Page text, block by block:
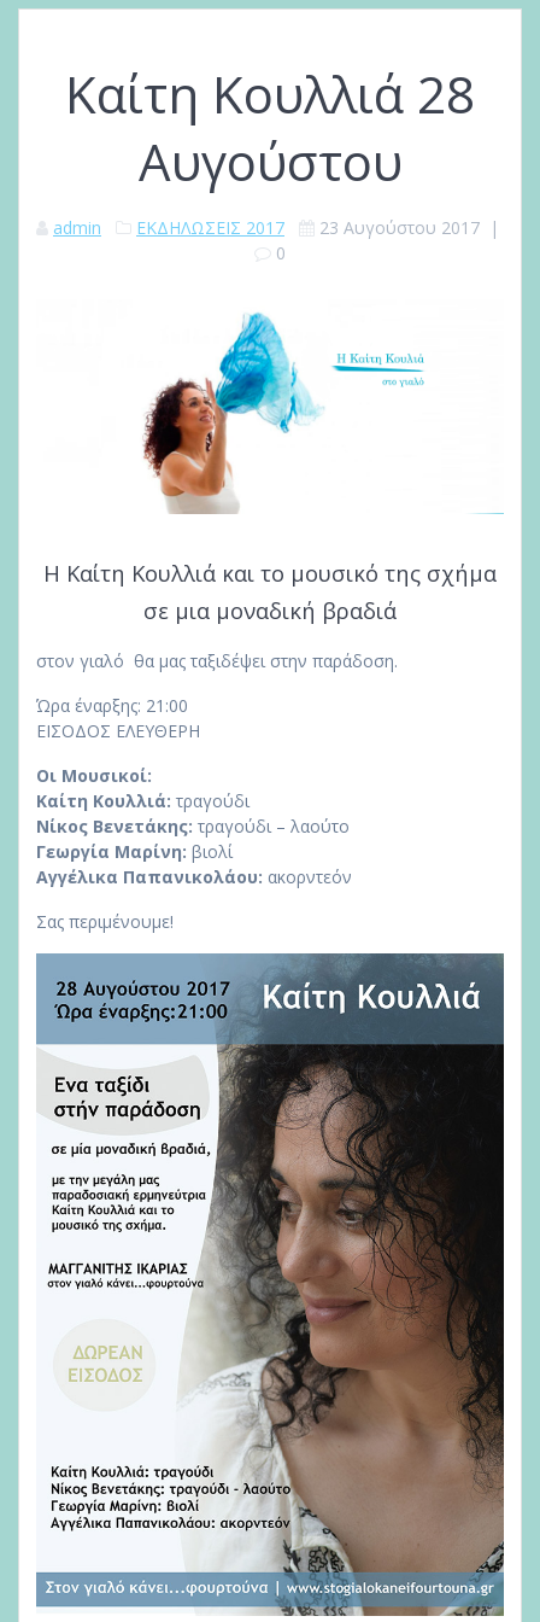
Καίτη Κουλλιά 28
Αυγούστου
admin ΕΚΔΗΛΩΣΕΙΣ 2017 23 Αυγούστου 2017 |
0
Η Καίτη Κουλλιά και το μουσικό της σχήμα
σε μια μοναδική βραδιά
στον γιαλό θα μας ταξιδέψει στην παράδοση.
Ώρα έναρξης: 21:00
ΕΙΣΟΔΟΣ ΕΛΕΥΘΕΡΗ
Οι Μουσικοί:
Καίτη Κουλλιά: τραγούδι
Νίκος Βενετάκης: τραγούδι – λαούτο
Γεωργία Μαρίνη: βιολί
Αγγέλικα Παπανικολάου: ακορντεόν
Σας περιμένουμε!